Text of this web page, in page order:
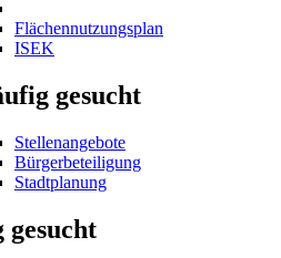
Flächennutzungsplan
ISEK
gesucht
Stellenangebote
Bürgerbeteiligung
Stadtplanung
gesucht